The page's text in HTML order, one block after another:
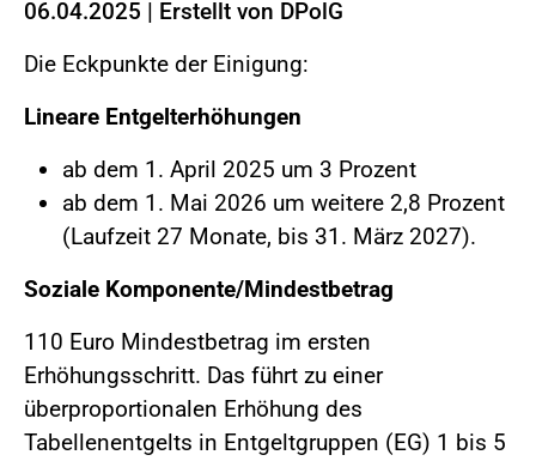
06.04.2025 | Erstellt von DPolG
Die Eckpunkte der Einigung:
Lineare Entgelterhöhungen
ab dem 1. April 2025 um 3 Prozent
ab dem 1. Mai 2026 um weitere 2,8 Prozent
(Laufzeit 27 Monate, bis 31. März 2027).
Soziale Komponente/Mindestbetrag
110 Euro Mindestbetrag im ersten
Erhöhungsschritt. Das führt zu einer
überproportionalen Erhöhung des
Tabellenentgelts in Entgeltgruppen (EG) 1 bis 5